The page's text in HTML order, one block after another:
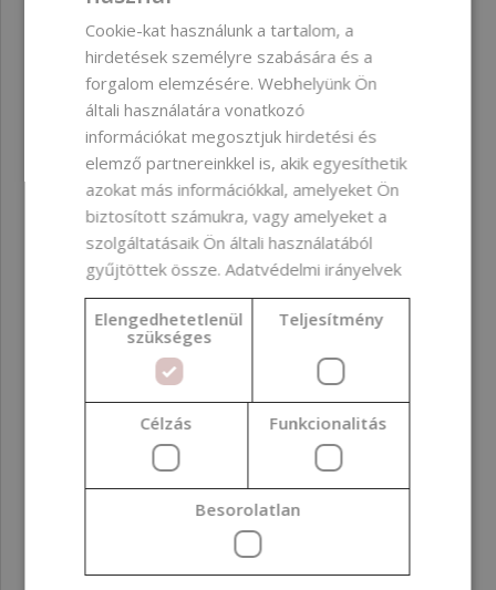
932 Ft
(18 640 Ft / kg)
Cookie-kat használunk a tartalom, a
hirdetések személyre szabására és a
forgalom elemzésére. Webhelyünk Ön
általi használatára vonatkozó
információkat megosztjuk hirdetési és
elemző partnereinkkel is, akik egyesíthetik
azokat más információkkal, amelyeket Ön
biztosított számukra, vagy amelyeket a
szolgáltatásaik Ön általi használatából
gyűjtöttek össze.Adatvédelmi irányelvek
Elengedhetetlenül
szükséges
Teljesítmény
Célzás Funkcionalitás
Besorolatlan